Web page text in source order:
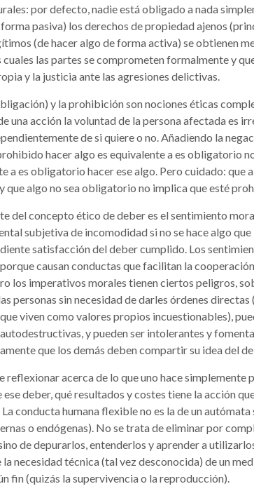
por defecto, nadie está obligado a nada
pasiva) los derechos de propiedad ajenos
(de hacer algo de forma activa) se obtienen
las partes se comprometen formalmente y
y la justicia ante las agresiones delictivas.
y la prohibición son nociones éticas
una acción la voluntad de la persona afectada es
de si quiere o no. Añadiendo la
hacer algo es equivalente a es obligatorio
a es obligatorio hacer ese algo. Pero cuidado: que
que algo no sea obligatorio no implica que esté
del concepto ético de deber es el sentimiento
subjetiva de incomodidad si no se hace algo
satisfacción del deber cumplido. Los
causan conductas que facilitan la
los imperativos morales tienen ciertos peligros,
personas sin necesidad de darles órdenes
viven como valores propios incuestionables),
y pueden ser intolerantes y
que los demás deben compartir su idea del
reflexionar acerca de lo que uno hace simplemente
deber, qué resultados y costes tiene la acción
La conducta humana flexible no es la de un
o endógenas). No se trata de eliminar por
de depurarlos, entenderlos y aprender a
la necesidad técnica (tal vez desconocida) de un
fin (quizás la supervivencia o la reproducción).